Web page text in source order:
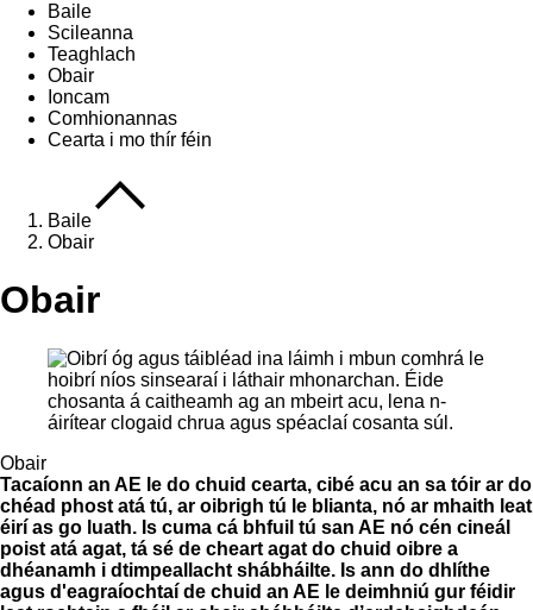
Baile
Scileanna
Teaghlach
Obair
Ioncam
Comhionannas
Cearta i mo thír féin
Baile
Obair
Obair
Obair
Tacaíonn an AE le do chuid cearta, cibé acu an sa tóir ar do
chéad phost atá tú, ar oibrigh tú le blianta, nó ar mhaith leat
éirí as go luath. Is cuma cá bhfuil tú san AE nó cén cineál
poist atá agat, tá sé de cheart agat do chuid oibre a
dhéanamh i dtimpeallacht shábháilte. Is ann do dhlíthe
agus d'eagraíochtaí de chuid an AE le deimhniú gur féidir